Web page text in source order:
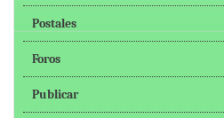
Postales
Foros
Publicar